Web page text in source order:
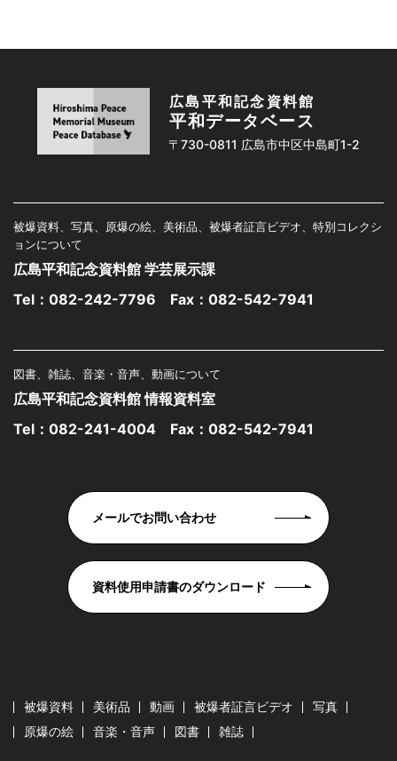
広島平和記念資料館
平和データベース
〒730-0811 広島市中区中島町1-2
被爆資料、写真、原爆の絵、美術品、被爆者証言ビデオ、特別コレクシ
ョンについて
広島平和記念資料館 学芸展示課
Tel： 082-242-7796 Fax：082-542-7941
図書、雑誌、音楽・音声、動画について
広島平和記念資料館 情報資料室
Tel： 082-241-4004 Fax：082-542-7941
メールでお問い合わせ
資料使用申請書のダウンロード
被爆資料 美術品 動画 被爆者証言ビデオ
写真
原爆の絵
音楽・音声 図書 雑誌